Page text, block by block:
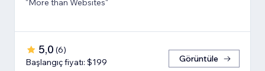
"More than Websites"
5,0 (6)
Başlangıç fiyatı: $199
Görüntüle